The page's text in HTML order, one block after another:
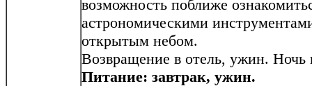
возможность поближе
астрономическими
открытым небом.
Возвращение в отель, ужин. Ночь
Питание: завтрак, ужин.